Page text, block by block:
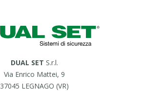
DUAL SET S.r.l.
Via Enrico Mattei, 9
37045 LEGNAGO (VR)